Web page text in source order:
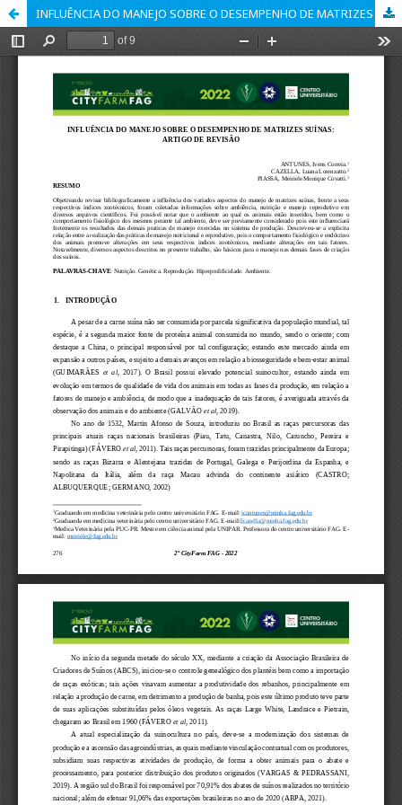
INFLUÊNCIA DO MANEJO SOBRE O DESEMPENHO DE MATRIZES SUÍNAS